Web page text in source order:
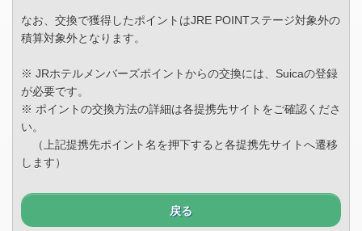
なお、交換で獲得したポイントはJRE POINTステージ対象外の
積算対象外となります。
※ JRホテルメンバーズポイントからの交換には、Suicaの登録
が必要です。
※ ポイントの交換方法の詳細は各提携先サイトをご確認くださ
い。
（上記提携先ポイント名を押下すると各提携先サイトへ遷移
します）
戻る